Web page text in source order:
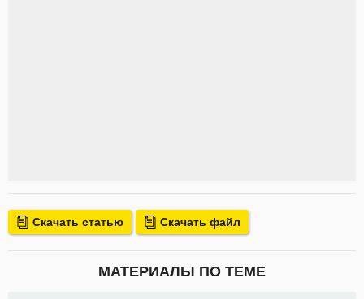
Скачать статью Скачать файл
МАТЕРИАЛЫ ПО ТЕМЕ